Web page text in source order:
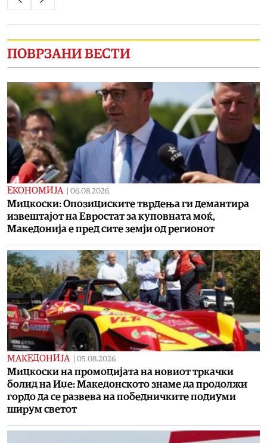
ПОВРЗАНИ ВЕСТИ
ЕКОНОМИЈА | 06.08.2026
Мицкоски: Опозициските тврдења ги демантира
извештајот на Евростат за куповната моќ,
Македонија е пред сите земји од регионот
МАКЕДОНИЈА | 05.08.2026
Мицкоски на промоцијата на новиот тркачки
болид на Иџе: Македонското знаме да продолжи
гордо да се развева на победничките подиуми
ширум светот